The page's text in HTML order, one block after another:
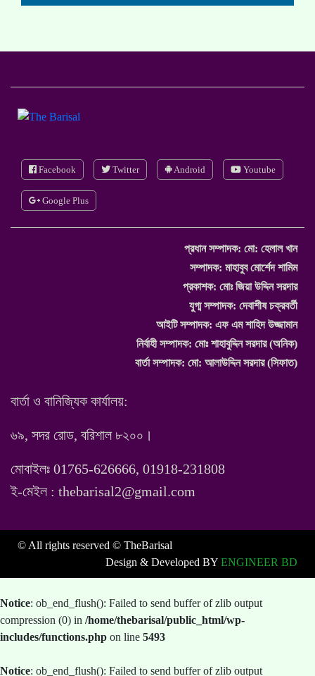
Facebook Twitter Android Youtube
Google Plus
প্রধান সম্পাদক: মো: হেলাল খান
সম্পাদক: মাহাবুব মোর্শেদ শামিম
প্রকাশক: মোঃ জিয়া উদ্দিন সরদার
যুগ্ম সম্পাদক: দেবাশীষ চক্রবর্তী
আইটি সম্পাদক: এফ এম শাহিদ উজ্জামান
নির্বাহী সম্পাদক: মোঃ শাহাবুদ্দিন সরদার (অনিক)
বার্তা সম্পাদক: মো: আলাউদ্দিন সরদার (সিফাত)
বার্তা ও বানিজ্যিক কার্যালয়:
৬৯, সদর রোড, বরিশাল ৮২০০।
মোবাইলঃ 01765-626666, 01918-231808
ই-মেইল : thebarisal2@gmail.com
© All rights reserved © TheBarisal
Design & Developed BY ENGINEER BD
Notice: ob_end_flush(): Failed to send buffer of zlib output
compression (0) in /home/thebarisal/public_html/wp-
includes/functions.php on line 5493
Notice: ob_end_flush(): Failed to send buffer of zlib output